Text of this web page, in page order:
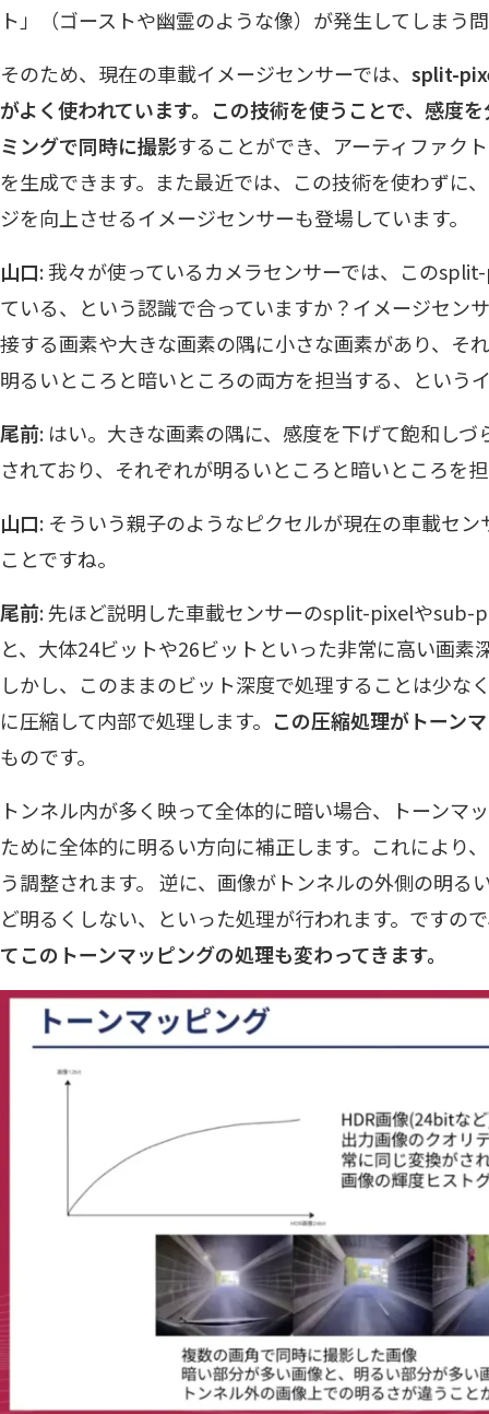
ト」（ゴーストや幽霊のような像）が発生してしまう
そのため、現在の車載イメージセンサーでは、 split-
がよく使われています。この技術を使うことで、感度
ミングで同時に撮影することができ、アーティファク
を生成できます。また最近では、この技術を使わずに
ジを向上させるイメージセンサーも登場しています。
山口: 我々が使っているカメラセンサーでは、この
ている、という認識で合っていますか？イメージセン
接する画素や大きな画素の隅に小さな画素があり、そ
明るいところと暗いところの両方を担当する、という
尾前: はい。大きな画素の隅に、感度を下げて飽和し
されており、それぞれが明るいところと暗いところを
山口: そういう親子のようなピクセルが現在の車載セ
ことですね。
尾前: 先ほど説明した車載センサーのsplit-pixelやsub-
と、大体24ビットや26ビットといった非常に高い画素
しかし、このままのビット深度で処理することは少な
に圧縮して内部で処理します。 この圧縮処理がトーン
ものです。
トンネル内が多く映って全体的に暗い場合、トーンマ
ために全体的に明るい方向に補正します。これにより
う調整されます。 逆に、画像がトンネルの外側の明る
ど明るくしない、といった処理が行われます。ですの
てこのトーンマッピングの処理も変わってきます。